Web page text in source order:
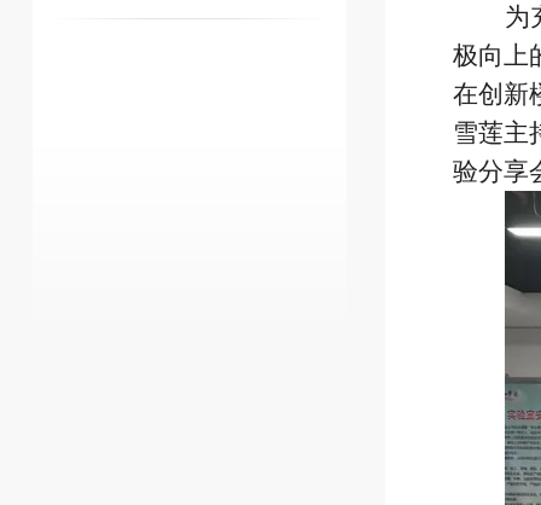
为
极向上
在创新
雪莲主
验分享